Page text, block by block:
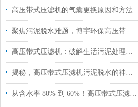
高压带式压滤机​的气囊更换原因和方法
聚焦污泥脱水难题，博宇环保高压带式压滤机助力污泥资源化利用
高压带式压滤机：破解生活污泥处理难题，高效脱水减量化！
揭秘，高压带式压滤机污泥脱水的神奇蜕变！
从含水率 80% 到 60%！高压带式压滤机的「破壁压榨」黑科技揭秘